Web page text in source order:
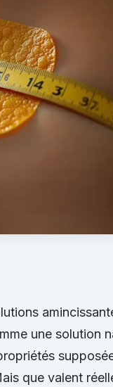
une solution
que valent